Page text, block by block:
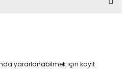
ederiz.
yararlanabilmek için kayıt